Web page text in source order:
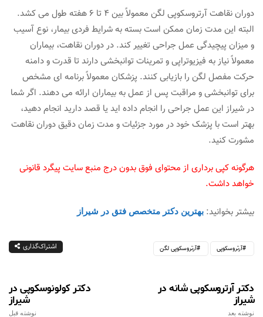
دوران نقاهت آرتروسکوپی لگن معمولاً بین 4 تا 6 هفته طول می‌ کشد.
البته این مدت زمان ممکن است بسته به شرایط فردی بیمار، نوع آسیب
و میزان پیچیدگی عمل جراحی تغییر کند. در دوران نقاهت، بیماران
معمولاً نیاز به فیزیوتراپی و تمرینات توانبخشی دارند تا قدرت و دامنه
حرکت مفصل لگن را بازیابی کنند. پزشکان معمولاً برنامه‌ ای مشخص
برای توانبخشی و مراقبت پس از عمل به بیماران ارائه می‌ دهند. اگر شما
در شیراز این عمل جراحی را انجام داده‌ اید یا قصد دارید انجام دهید،
بهتر است با پزشک خود در مورد جزئیات و مدت زمان دقیق دوران نقاهت
مشورت کنید.
هرگونه کپی برداری از محتوای فوق بدون درج منبع سایت پیگرد قانونی
خواهد داشت.
بیشتر بخوانید: بهترین دکتر متخصص فتق در شیراز
آرتروسکوپی آرتروسکوپی لگن اشتراک‌گذاری
دکتر کولونوسکوپی در
شیراز
نوشته قبل
دکتر آرتروسکوپی شانه در
شیراز
نوشته بعد